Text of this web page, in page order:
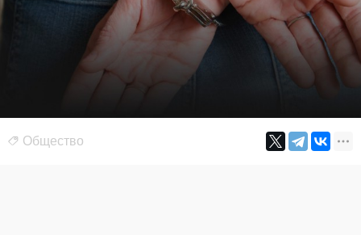
Общество